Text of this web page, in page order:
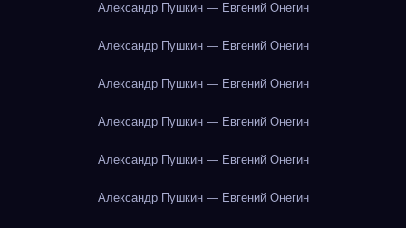
Александр Пушкин — Евгений Онегин
Александр Пушкин — Евгений Онегин
Александр Пушкин — Евгений Онегин
Александр Пушкин — Евгений Онегин
Александр Пушкин — Евгений Онегин
Александр Пушкин — Евгений Онегин